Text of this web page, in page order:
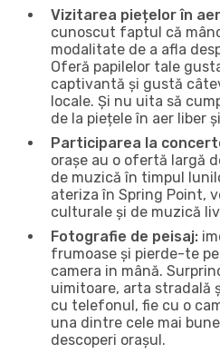
Vizitarea piețelor în
cunoscut faptul că
modalitate de a afla
Oferă papilelor tale
captivantă și gustă
locale. Și nu uita să
de la piețele în aer liber
Participarea la
orașe au o ofertă largă
de muzică în timpul
ateriza în Spring Point,
culturale și de muzică
Fotografie de peisaj:
frumoase și pierde-te
camera in mână.
uimitoare, arta stradală
cu telefonul, fie cu o
una dintre cele mai
descoperi orașul.